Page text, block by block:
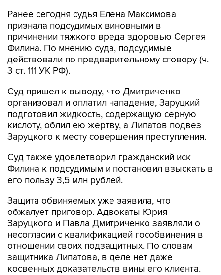
Ранее сегодня судья Елена Максимова
признала подсудимых виновными в
причинении тяжкого вреда здоровью Сергея
Филина. По мнению суда, подсудимые
действовали по предварительному сговору (ч.
3 ст. 111 УК РФ).
Суд пришел к выводу, что Дмитриченко
организовал и оплатил нападение, Заруцкий
подготовил жидкость, содержащую серную
кислоту, облил ею жертву, а Липатов подвез
Заруцкого к месту совершения преступления.
Суд также удовлетворил гражданский иск
Филина к подсудимым и постановил взыскать в
его пользу 3,5 млн рублей.
Защита обвиняемых уже заявила, что
обжалует приговор. Адвокаты Юрия
Заруцкого и Павла Дмитриченко заявляли о
несогласии с квалификацией гособвинения в
отношении своих подзащитных. По словам
защитника Липатова, в деле нет даже
косвенных доказательств вины его клиента.